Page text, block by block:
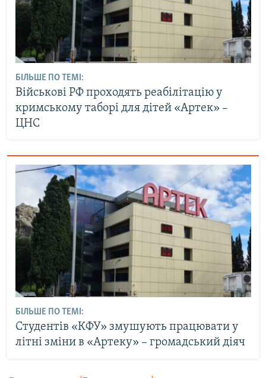
БІЛЬШЕ ПО ТЕМІ:
Військові РФ проходять реабілітацію у
кримському таборі для дітей «Артек» –
ЦНС
БІЛЬШЕ ПО ТЕМІ:
Студентів «КФУ» змушують працювати у
літні зміни в «Артеку» – громадський діяч